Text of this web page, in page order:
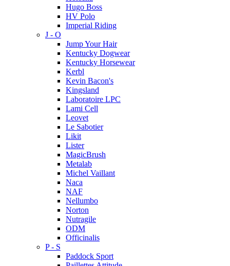
Hugo Boss
HV Polo
Imperial Riding
J - O
Jump Your Hair
Kentucky Dogwear
Kentucky Horsewear
Kerbl
Kevin Bacon's
Kingsland
Laboratoire LPC
Lami Cell
Leovet
Le Sabotier
Likit
Lister
MagicBrush
Metalab
Michel Vaillant
Naca
NAF
Nellumbo
Norton
Nutragile
ODM
Officinalis
P - S
Paddock Sport